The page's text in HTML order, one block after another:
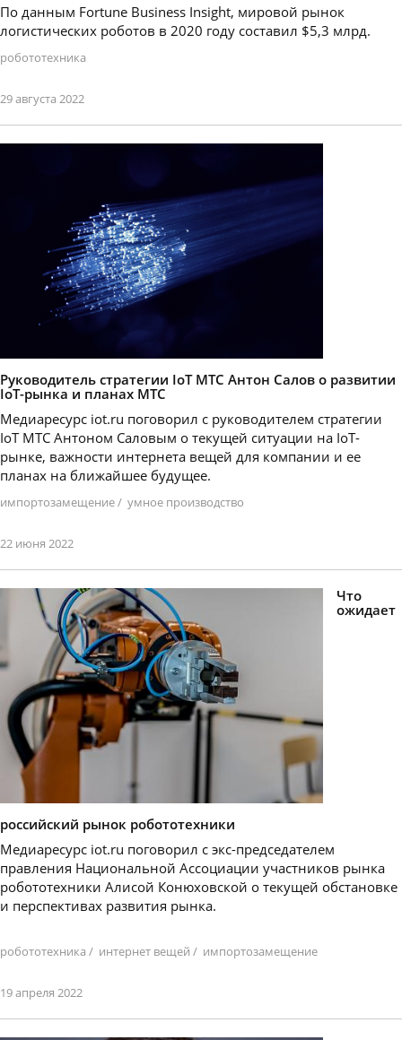
По данным Fortune Business Insight, мировой рынок
логистических роботов в 2020 году составил $5,3 млрд.
робототехника
29 августа 2022
Руководитель стратегии IoT МТС Антон Салов о развитии
IoT-рынка и планах МТС
Медиаресурс iot.ru поговорил с руководителем стратегии
IoT МТС Антоном Саловым о текущей ситуации на IoT-
рынке, важности интернета вещей для компании и ее
планах на ближайшее будущее.
импортозамещение/ умное производство
22 июня 2022
Что
ожидает
российский рынок робототехники
Медиаресурс iot.ru поговорил с экс-председателем
правления Национальной Ассоциации участников рынка
робототехники Алисой Конюховской о текущей обстановке
и перспективах развития рынка.
робототехника / интернет вещей / импортозамещение
19 апреля 2022